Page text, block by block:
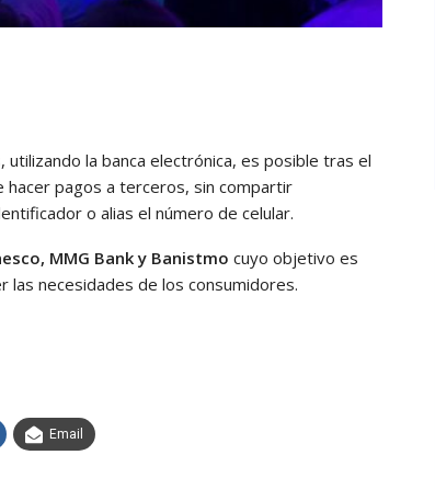
la banca electrónica, es posible tras el
hacer pagos a terceros, sin compartir
o alias el número de celular.
MMG Bank y Banistmo cuyo objetivo es
necesidades de los consumidores.
Email